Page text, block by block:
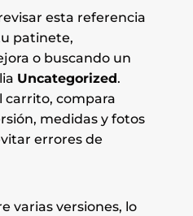
esta referencia
patinete,
o buscando un
Uncategorized.
carrito, compara
medidas y fotos
errores de
varias versiones, lo